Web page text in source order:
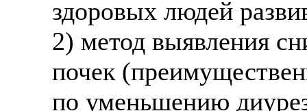
здоровых людей
2) метод выявления
почек
по уменьшению